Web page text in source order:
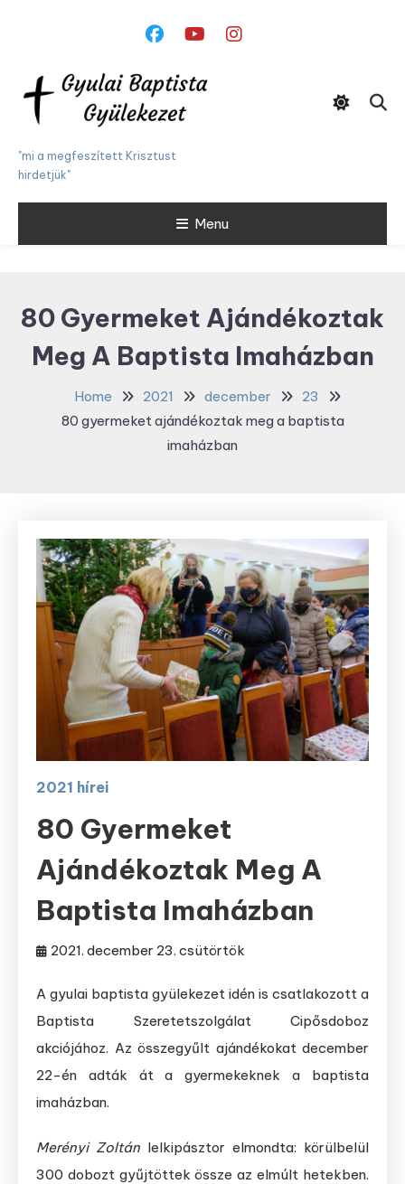
"mi a megfeszített Krisztust
hirdetjük"
Menu
80 Gyermeket Ajándékoztak
Meg A Baptista Imaházban
Home 2021 december
23
80 gyermeket ajándékoztak meg a baptista
imaházban
2021 hírei
80 Gyermeket
Ajándékoztak Meg A
Baptista Imaházban
2021. december 23. csütörtök
A gyulai baptista gyülekezet idén is csatlakozott a
Baptista Szeretetszolgálat Cipősdoboz
akciójához. Az összegyűlt ajándékokat december
22-én adták át a gyermekeknek a baptista
imaházban.
Merényi Zoltán lelkipásztor elmondta: körülbelül
300 dobozt gyűjtöttek össze az elmúlt hetekben.